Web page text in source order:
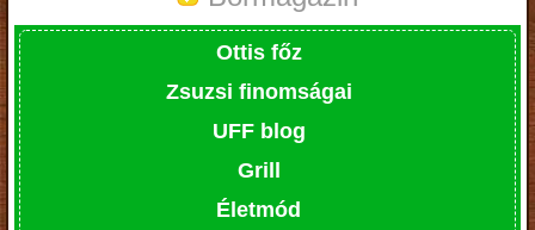
Ottis főz
Zsuzsi finomságai
UFF blog
Grill
Életmód